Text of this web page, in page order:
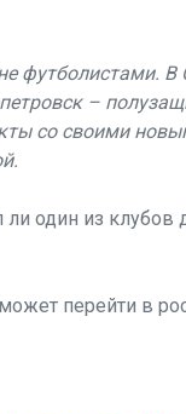
футболистами. В
–
со своими
один из клубов
перейти в